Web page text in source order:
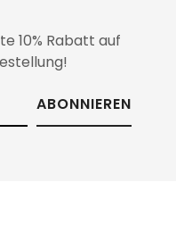
10% Rabatt auf
ABONNIEREN